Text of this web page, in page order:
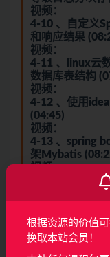
视频：
4-10 、自定义
和响应结果
视频：
4-11 、linux云
数据库表结构
视频：
4-12 、使用
(04:45)
视频：
4-13 、spring
架Mybatis
视频：
4-14 、自定义
4-15 、spring
CRUD (05:23)
视频：
根据资源的价值
换取本站会员！